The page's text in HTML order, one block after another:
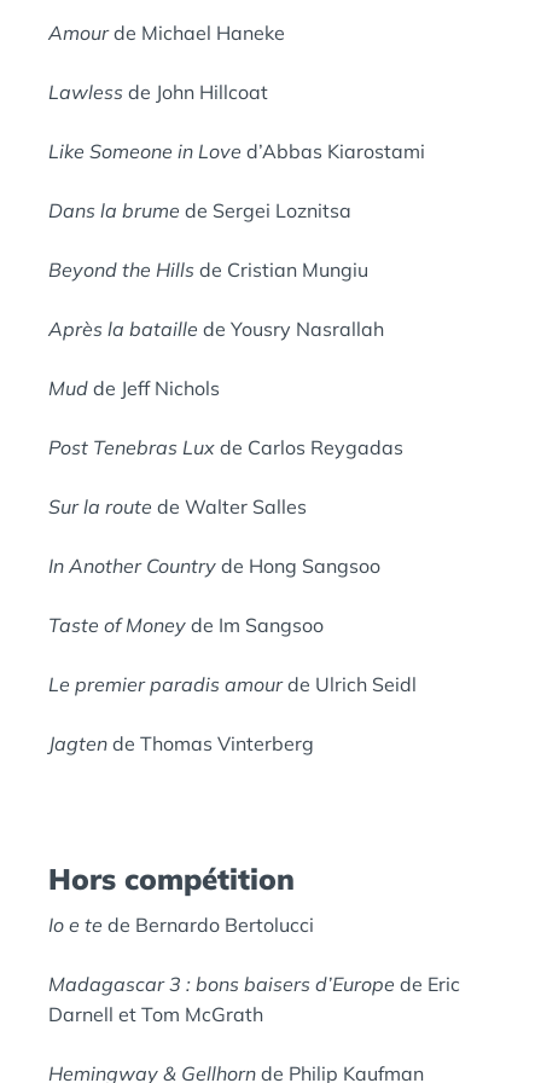
Amourde Michael Haneke
Lawless de John Hillcoat
Like Someone in Love d’Abbas Kiarostami
Dans la brume de Sergei Loznitsa
Beyond the Hills de Cristian Mungiu
Après la bataille de Yousry Nasrallah
Mud de Jeff Nichols
Post Tenebras Lux de Carlos Reygadas
Sur la route de Walter Salles
In Another Country de Hong Sangsoo
Taste of Money de Im Sangsoo
Le premier paradis amourde Ulrich Seidl
Jagten de Thomas Vinterberg
Hors compétition
Io e te de Bernardo Bertolucci
Madagascar 3 : bons baisers d’Europe de Eric
Darnell et Tom McGrath
Hemingway & Gellhorn de Philip Kaufman